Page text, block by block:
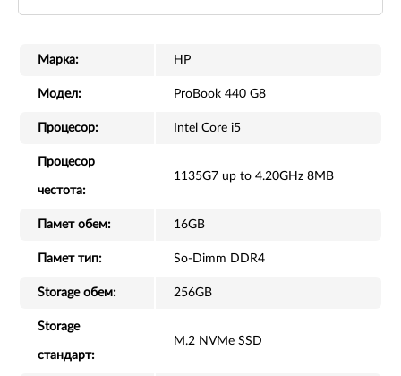
Марка: HP
Модел: ProBook 440 G8
Процесор: Intel Core i5
Процесор
честота:
1135G7 up to 4.20GHz 8MB
Памет обем: 16GB
Памет тип: So-Dimm DDR4
Storage обем: 256GB
Storage
стандарт:
M.2 NVMe SSD